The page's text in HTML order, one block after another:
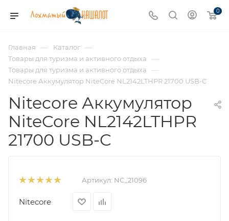
0
Главная — Каталог —
Товары для туризма и активного отдыха —
Товары для туризма и активного отдыха —
Nitecore Аккумулятор NiteCore NL2142LTHPR 21700 USB-C
Nitecore Аккумулятор
NiteCore NL2142LTHPR
21700 USB-C
Артикул: NC_21096
Nitecore